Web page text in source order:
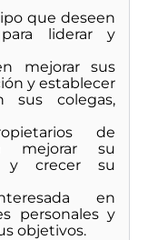
que deseen
liderar y
mejorar sus
y establecer
sus colegas,
de
mejorar su
y crecer su
en
personales y
objetivos.